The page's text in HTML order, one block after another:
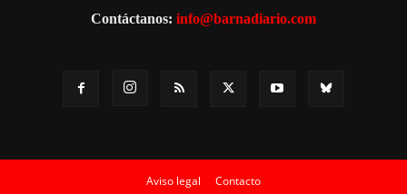
Contáctanos: info@barnadiario.com
Aviso legal Contacto